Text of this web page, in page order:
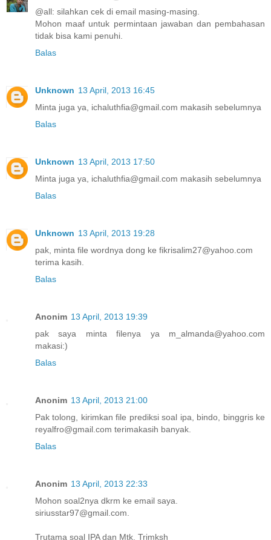
@all: silahkan cek di email masing-masing.
Mohon maaf untuk permintaan jawaban dan pembahasan
tidak bisa kami penuhi.
Balas
Unknown 13 April, 2013 16:45
Minta juga ya, ichaluthfia@gmail.com makasih sebelumnya
Balas
Unknown 13 April, 2013 17:50
Minta juga ya, ichaluthfia@gmail.com makasih sebelumnya
Balas
Unknown 13 April, 2013 19:28
pak, minta file wordnya dong ke fikrisalim27@yahoo.com
terima kasih.
Balas
Anonim 13 April, 2013 19:39
pak saya minta filenya ya m_almanda@yahoo.com
makasi:)
Balas
Anonim 13 April, 2013 21:00
Pak tolong, kirimkan file prediksi soal ipa, bindo, binggris ke
reyalfro@gmail.com terimakasih banyak.
Balas
Anonim 13 April, 2013 22:33
Mohon soal2nya dkrm ke email saya.
siriusstar97@gmail.com.
Trutama soal IPA dan Mtk. Trimksh